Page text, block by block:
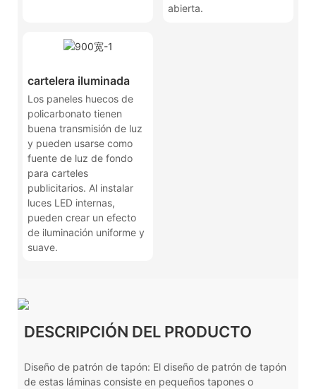
abierta.
cartelera iluminada
Los paneles huecos de
policarbonato tienen
buena transmisión de luz
y pueden usarse como
fuente de luz de fondo
para carteles
publicitarios. Al instalar
luces LED internas,
pueden crear un efecto
de iluminación uniforme y
suave.
DESCRIPCIÓN DEL PRODUCTO
Diseño de patrón de tapón: El diseño de patrón de tapón
de estas láminas consiste en pequeños tapones o